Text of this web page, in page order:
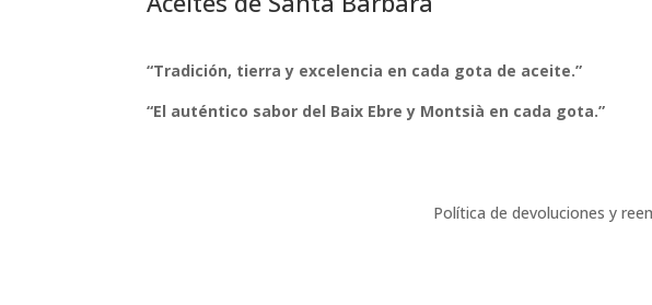
“Tradición, tierra y excelencia en cada gota de aceite.”
“El auténtico sabor del Baix Ebre y Montsià en cada gota.”
Política de devoluciones y